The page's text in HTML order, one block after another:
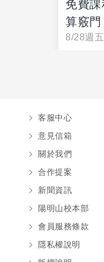
免費
算竅門
8/28週
客服中心
意見信箱
關於我們
合作提案
新聞資訊
陽明山校本部
會員服務條款
隱私權說明